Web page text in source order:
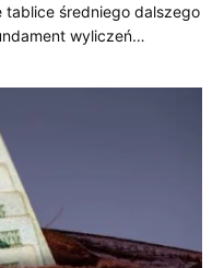
tablice średniego dalszego
wyliczeń…